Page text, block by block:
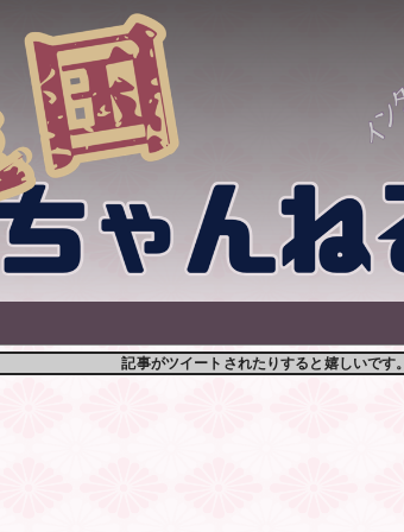
記事がツイートされたりすると嬉しいです。